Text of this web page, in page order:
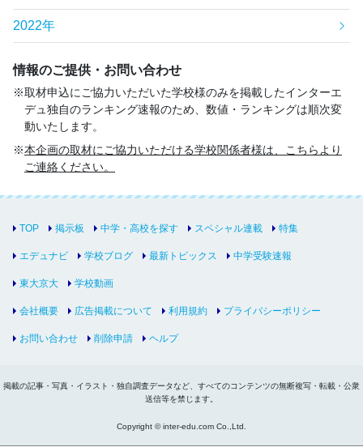
2022年
情報のご提供・お問い合わせ
取材申込にご協力いただいた学校様のみを掲載したインターエ
デュ独自のランキング速報のため、数値・ランキングは順次変
動いたします。
本企画の取材にご協力いただける学校関係者様は、こちらより
ご連絡ください。
TOP 掲示板 中学・高校を探す スペシャル連載 特集
エデュナビ 学校ブログ 最新トピックス 中学受験速報
東大京大 学校動画
会社概要 広告掲載について 利用規約 プライバシーポリシー
お問い合わせ 削除申請 ヘルプ
掲載の記事・写真・イラスト・独自調査データなど、すべてのコンテンツの無断複写・転載・公衆
送信等を禁じます。
Copyright © inter-edu.com Co.,Ltd.